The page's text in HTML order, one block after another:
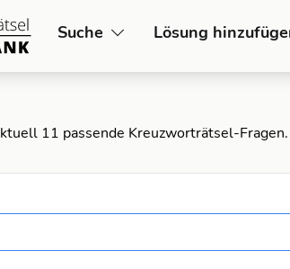
Suche Lösung
11 passende Kreuzworträtsel-Fragen.